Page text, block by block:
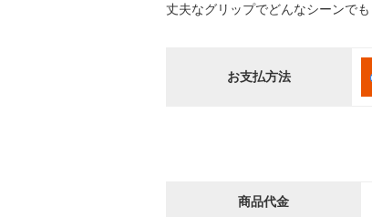
丈夫なグリップでどんなシーンで
お支払方法
商品代金